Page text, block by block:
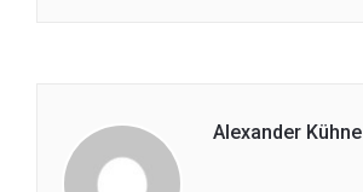
Alexander Kühne